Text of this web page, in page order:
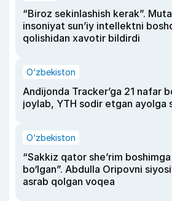
“Biroz sekinlashish kerak”.
insoniyat sun’iy intellektni
qolishidan xavotir bildirdi
O‘zbekiston
Andijonda Tracker’ga 21 nafar
joylab, YTH sodir etgan ayolga
O‘zbekiston
“Sakkiz qator she’rim
bo‘lgan”. Abdulla Oripovni
asrab qolgan voqea